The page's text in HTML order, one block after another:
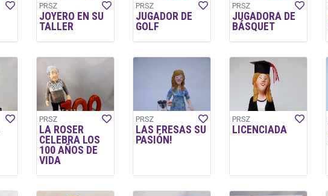
PRSZ
JOYERO EN SU
TALLER
PRSZ
JUGADOR DE
GOLF
PRSZ
JUGADORA DE
BÁSQUET
PRSZ
LA ROSER
CELEBRA LOS
100 AÑOS DE
VIDA
PRSZ
LAS FRESAS SU
PASIÓN!
PRSZ
LICENCIADA